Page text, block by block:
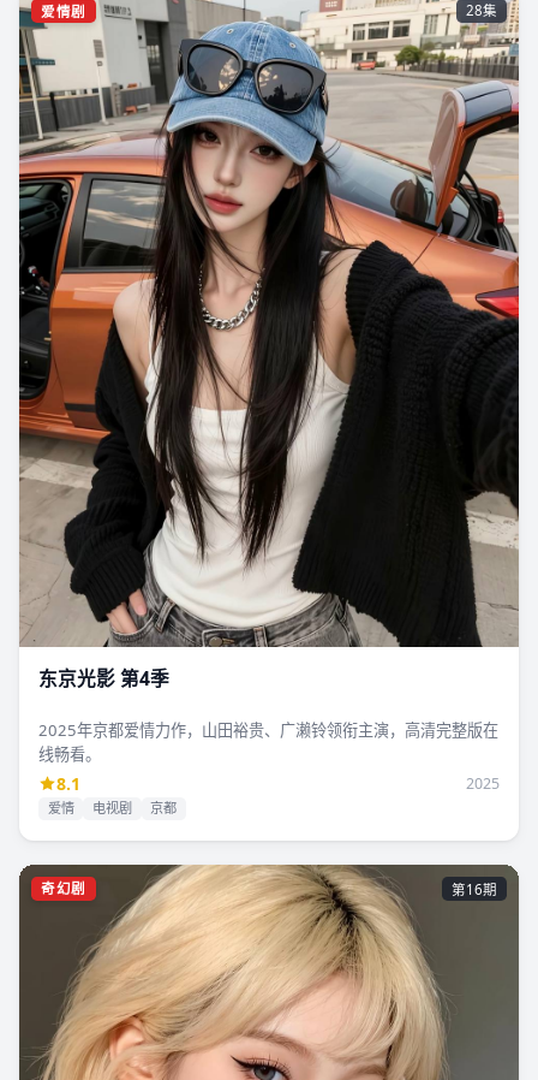
爱情剧 28集
东京光影 第4季
2025年京都爱情力作，山田裕贵、广濑铃领衔主演，高清完整版在
线畅看。
8.1 2025
爱情 电视剧 京都
奇幻剧 第16期